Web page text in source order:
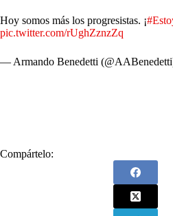
Hoy somos más los progresistas. ¡
pic.twitter.com/rUghZznzZq
— Armando Benedetti
Compártelo: